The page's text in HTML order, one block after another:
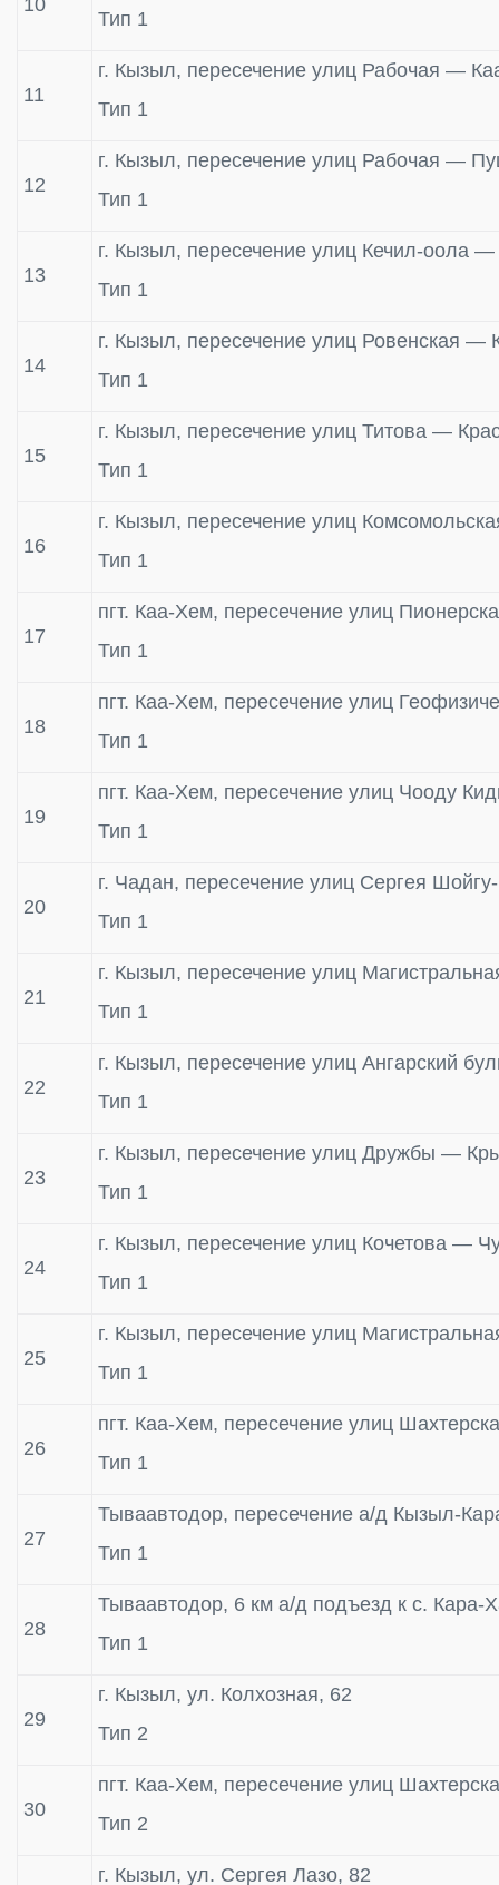
Тип 1
11
г. Кызыл, пересечение улиц Рабочая —
Тип 1
12
г. Кызыл, пересечение улиц Рабочая —
Тип 1
13
г. Кызыл, пересечение улиц Кечил-оола —
Тип 1
14
г. Кызыл, пересечение улиц Ровенская —
Тип 1
15
г. Кызыл, пересечение улиц Титова —
Тип 1
16
г. Кызыл, пересечение улиц
Тип 1
17
пгт. Каа-Хем, пересечение улиц
Тип 1
18
пгт. Каа-Хем, пересечение улиц
Тип 1
19
пгт. Каа-Хем, пересечение улиц Чооду
Тип 1
20
г. Чадан, пересечение улиц Сергея
Тип 1
21
г. Кызыл, пересечение улиц
Тип 1
22
г. Кызыл, пересечение улиц Ангарский
Тип 1
23
г. Кызыл, пересечение улиц Дружбы —
Тип 1
24
г. Кызыл, пересечение улиц Кочетова —
Тип 1
25
г. Кызыл, пересечение улиц
Тип 1
26
пгт. Каа-Хем, пересечение улиц
Тип 1
27
Тываавтодор, пересечение а/д Кызыл-
Тип 1
28
Тываавтодор, 6 км а/д подъезд к с. Кара-
Тип 1
29
г. Кызыл, ул. Колхозная, 62
Тип 2
30
пгт. Каа-Хем, пересечение улиц
Тип 2
г. Кызыл, ул. Сергея Лазо, 82